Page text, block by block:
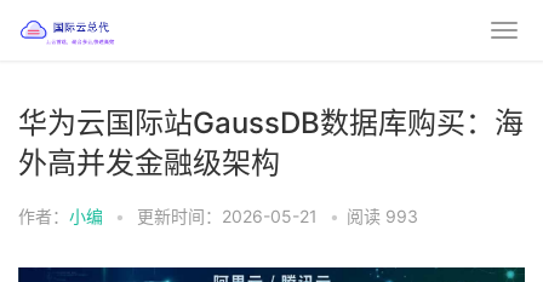
华为云国际站GaussDB数据库购买：海
外高并发金融级架构
作者： 小编 • 更新时间：2026-05-21 • 阅读 993